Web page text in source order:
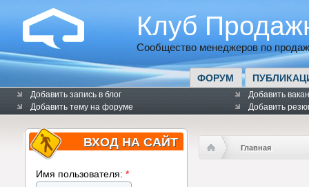
Клуб
Сообщество менеджеров по
ФОРУМ
Добавить запись в блог
Добавить тему на форуме
Добавить
Добавить
ВХОД НА САЙТ
Имя пользователя: *
Главная